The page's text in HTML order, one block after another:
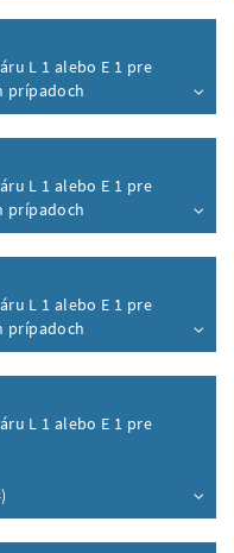
L 1 alebo E 1 pre
prípadoch
L 1 alebo E 1 pre
prípadoch
L 1 alebo E 1 pre
prípadoch
L 1 alebo E 1 pre